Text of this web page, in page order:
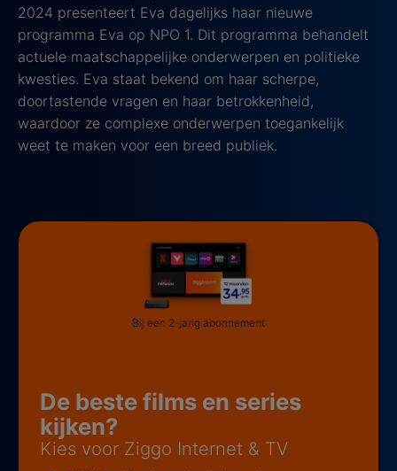
2024 presenteert Eva dagelijks haar nieuwe
programma Eva op NPO 1. Dit programma behandelt
actuele maatschappelijke onderwerpen en politieke
kwesties. Eva staat bekend om haar scherpe,
doortastende vragen en haar betrokkenheid,
waardoor ze complexe onderwerpen toegankelijk
weet te maken voor een breed publiek.
De beste films en series
kijken?
Kies voor Ziggo Internet & TV
Bij een 2-jarig abonnement